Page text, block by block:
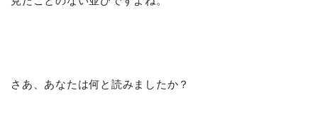
さあ、あなたは何と読みましたか？